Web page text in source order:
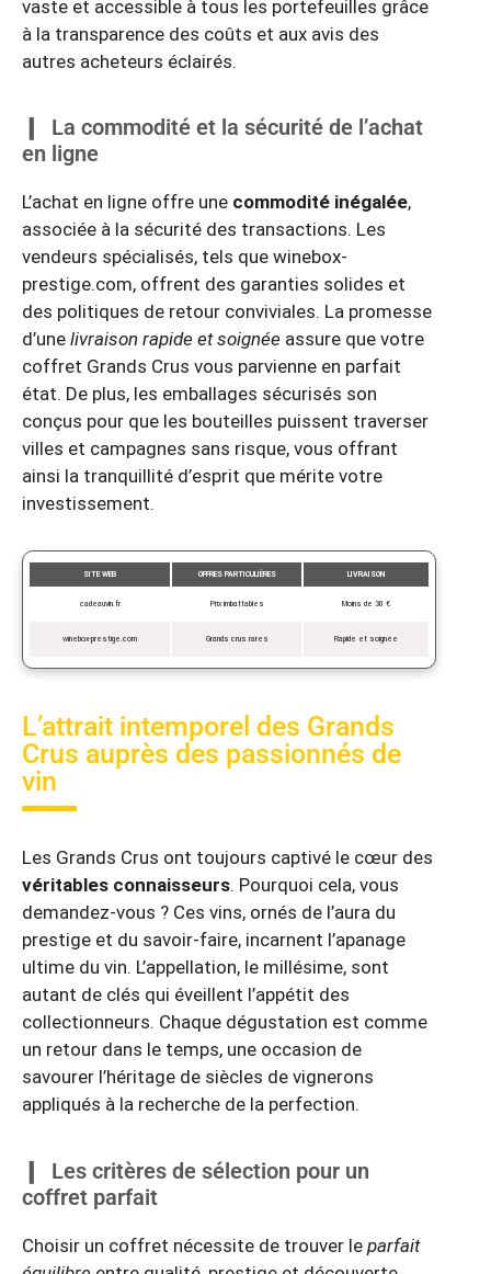
vaste et accessible à tous les portefeuilles grâce
à la transparence des coûts et aux avis des
autres acheteurs éclairés.
La commodité et la sécurité de l’achat
en ligne
L’achat en ligne offre une commodité inégalée,
associée à la sécurité des transactions. Les
vendeurs spécialisés, tels que winebox-
prestige.com, offrent des garanties solides et
des politiques de retour conviviales. La promesse
d’une livraison rapide et soignée assure que votre
coffret Grands Crus vous parvienne en parfait
état. De plus, les emballages sécurisés son
conçus pour que les bouteilles puissent traverser
villes et campagnes sans risque, vous offrant
ainsi la tranquillité d’esprit que mérite votre
investissement.
SITE WEB OFFRES PARTICULIÈRES LIVRAISON
cadeauvin.fr Prix imbattables Moins de 30 €
winebox-prestige.com Grands crus rares Rapide et soignée
L’attrait intemporel des Grands
Crus auprès des passionnés de
vin
Les Grands Crus ont toujours captivé le cœur des
véritables connaisseurs. Pourquoi cela, vous
demandez-vous ? Ces vins, ornés de l’aura du
prestige et du savoir-faire, incarnent l’apanage
ultime du vin. L’appellation, le millésime, sont
autant de clés qui éveillent l’appétit des
collectionneurs. Chaque dégustation est comme
un retour dans le temps, une occasion de
savourer l’héritage de siècles de vignerons
appliqués à la recherche de la perfection.
Les critères de sélection pour un
coffret parfait
Choisir un coffret nécessite de trouver le parfait